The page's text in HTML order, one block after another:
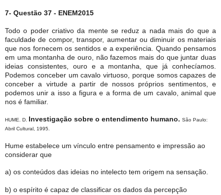
7- Questão 37 - ENEM2015
Todo o poder criativo da mente se reduz a nada mais do que a
faculdade de compor, transpor, aumentar ou diminuir os materiais
que nos fornecem os sentidos e a experiência. Quando pensamos
em uma montanha de ouro, não fazemos mais do que juntar duas
ideias consistentes, ouro e a montanha, que já conhecíamos.
Podemos conceber um cavalo virtuoso, porque somos capazes de
conceber a virtude a partir de nossos próprios sentimentos, e
podemos unir a isso a figura e a forma de um cavalo, animal que
nos é familiar.
HUME. D. Investigação sobre o entendimento humano. São Paulo:
Abril Cultural, 1995.
Hume estabelece um vínculo entre pensamento e impressão ao
considerar que
a) os conteúdos das ideias no intelecto tem origem na sensação.
b) o espírito é capaz de classificar os dados da percepção